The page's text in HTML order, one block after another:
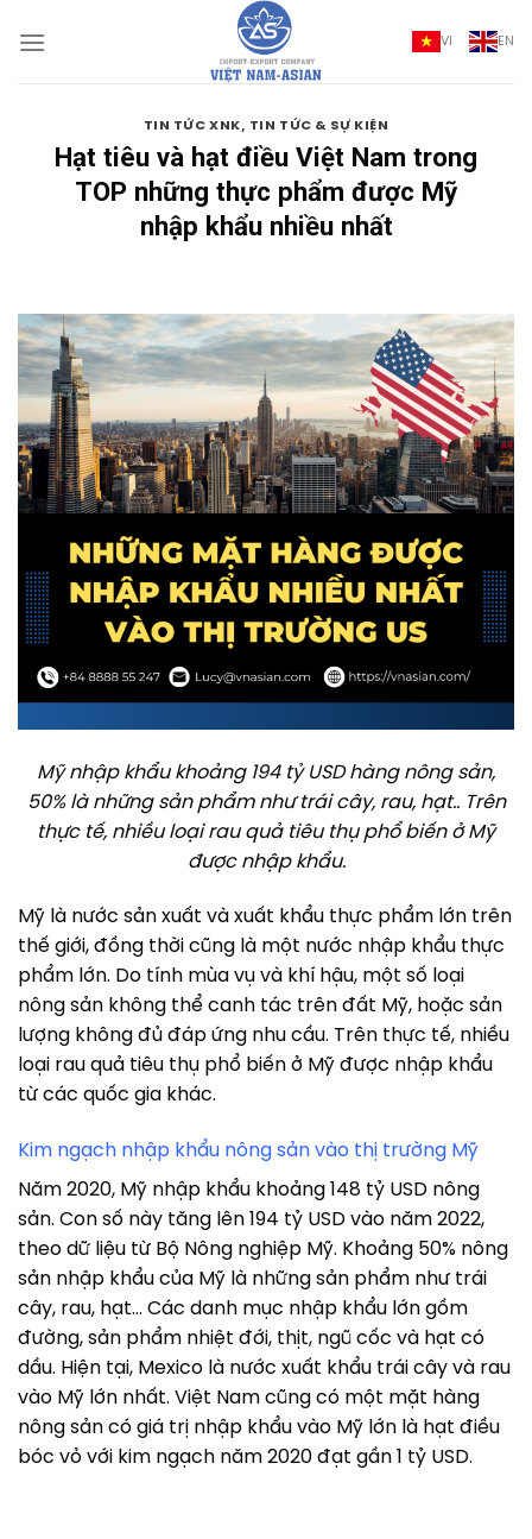
qua
VI EN
TIN TỨC XNK, TIN TỨC & SỰ KIỆN
Hạt tiêu và hạt điều Việt Nam trong
TOP những thực phẩm được Mỹ
nhập khẩu nhiều nhất
Mỹ nhập khẩu khoảng 194 tỷ USD hàng nông sản,
50% là những sản phẩm như trái cây, rau, hạt.. Trên
thực tế, nhiều loại rau quả tiêu thụ phổ biến ở Mỹ
được nhập khẩu.
Mỹ là nước sản xuất và xuất khẩu thực phẩm lớn trên
thế giới, đồng thời cũng là một nước nhập khẩu thực
phẩm lớn. Do tính mùa vụ và khí hậu, một số loại
nông sản không thể canh tác trên đất Mỹ, hoặc sản
lượng không đủ đáp ứng nhu cầu. Trên thực tế, nhiều
loại rau quả tiêu thụ phổ biến ở Mỹ được nhập khẩu
từ các quốc gia khác.
Kim ngạch nhập khẩu nông sản vào thị trường Mỹ
Năm 2020, Mỹ nhập khẩu khoảng 148 tỷ USD nông
sản. Con số này tăng lên 194 tỷ USD vào năm 2022,
theo dữ liệu từ Bộ Nông nghiệp Mỹ. Khoảng 50% nông
sản nhập khẩu của Mỹ là những sản phẩm như trái
cây, rau, hạt… Các danh mục nhập khẩu lớn gồm
đường, sản phẩm nhiệt đới, thịt, ngũ cốc và hạt có
dầu. Hiện tại, Mexico là nước xuất khẩu trái cây và rau
vào Mỹ lớn nhất. Việt Nam cũng có một mặt hàng
nông sản có giá trị nhập khẩu vào Mỹ lớn là hạt điều
bóc vỏ với kim ngạch năm 2020 đạt gần 1 tỷ USD.